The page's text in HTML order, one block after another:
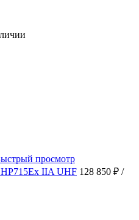
просмотр
HP715Ex IIA UHF 128 850 ₽ /